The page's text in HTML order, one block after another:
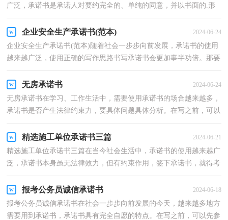
广泛，承诺书是承诺人对要约完全的、单纯的同意，并以书面的.形
企业安全生产承诺书(范本) 2024-06-24
企业安全生产承诺书(范本)随着社会一步步向前发展，承诺书的使用
越来越广泛，使用正确的写作思路书写承诺书会更加事半功倍。那要
无房承诺书 2024-06-24
无房承诺书在学习、工作生活中，需要使用承诺书的场合越来越多，
承诺书是否产生法律约束力，要具体问题具体分析。在写之前，可以
精选施工单位承诺书三篇 2024-06-21
精选施工单位承诺书三篇在当今社会生活中，承诺书的使用越来越广
泛，承诺书本身虽无法律效力，但有约束作用，签下承诺书，就得考
报考公务员诚信承诺书 2024-06-18
报考公务员诚信承诺书在社会一步步向前发展的今天，越来越多地方
需要用到承诺书，承诺书具有完全自愿的特点。在写之前，可以先参